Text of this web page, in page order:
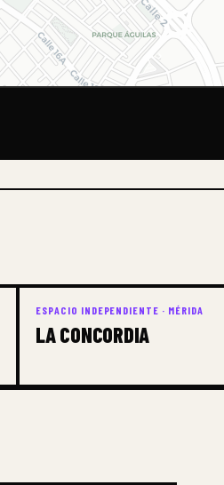
ESPACIO INDEPENDIENTE · MÉRIDA
LA CONCORDIA